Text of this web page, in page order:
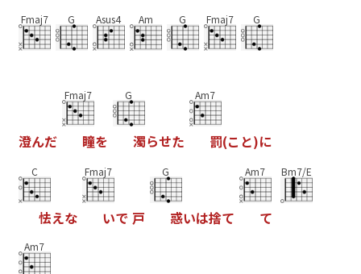
Fmaj7 G Asus4 Am G Fmaj7 G
澄んだ
Fmaj7
瞳を
G
濁らせた
Am7
罰(こ と)に
C
怯えな
Fmaj7
いで 戸
G
惑いは捨て
Am7
て
Bm7/E
Am7